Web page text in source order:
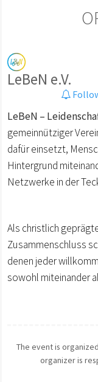
LeBeN e.V.
LeBeN –
gemeinnütziger
dafür einsetzt,
Hintergrund
Netzwerke in der
Als christlich
Zusammenschluss
denen jeder
sowohl miteinander
The event is
organizer is